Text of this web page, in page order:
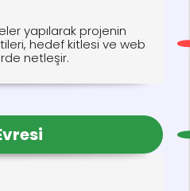
yapılarak projenin
hedef kitlesi ve web
netleşir.